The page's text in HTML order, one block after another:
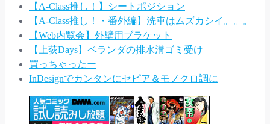
【A-Class推し！】シートポジション
【A-Class推し！・番外編】洗車はムズカシイ。。。
【Web内覧会】外壁用ブラケット
【上荻Days】ベランダの排水溝ゴミ受け
買っちゃったー
InDesignでカンタンにセピア＆モノクロ調に